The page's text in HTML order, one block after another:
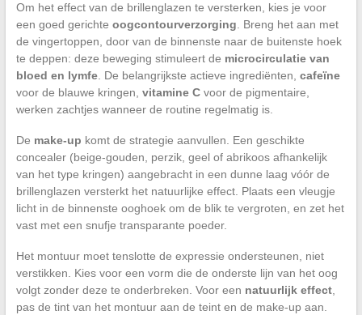
Om het effect van de brillenglazen te versterken, kies je voor
een goed gerichte oogcontourverzorging . Breng het aan met
de vingertoppen, door van de binnenste naar de buitenste hoek
te deppen: deze beweging stimuleert de microcirculatie van
bloed en lymfe. De belangrijkste actieve ingrediënten, cafeïne
voor de blauwe kringen, vitamine Cvoor de pigmentaire,
werken zachtjes wanneer de routine regelmatig is.
De make-up komt de strategie aanvullen. Een geschikte
concealer (beige-gouden, perzik, geel of abrikoos afhankelijk
van het type kringen) aangebracht in een dunne laag vóór de
brillenglazen versterkt het natuurlijke effect. Plaats een vleugje
licht in de binnenste ooghoek om de blik te vergroten, en zet het
vast met een snufje transparante poeder.
Het montuur moet tenslotte de expressie ondersteunen, niet
verstikken. Kies voor een vorm die de onderste lijn van het oog
volgt zonder deze te onderbreken. Voor een natuurlijk effect,
pas de tint van het montuur aan de teint en de make-up aan.